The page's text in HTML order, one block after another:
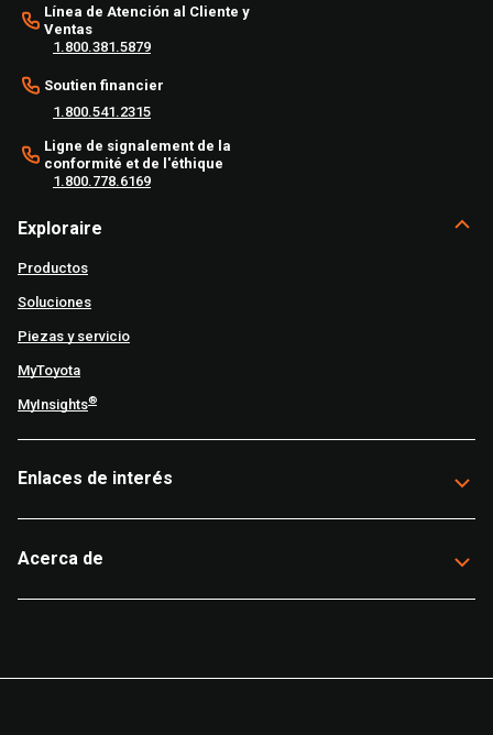
Línea de Atención al Cliente y
Ventas
1.800.381.5879
Soutien financier
1.800.541.2315
Ligne de signalement de la
conformité et de l'éthique
1.800.778.6169
Exploraire
Productos
Soluciones
Piezas y servicio
MyToyota
MyInsights®
Enlaces de interés
Acerca de